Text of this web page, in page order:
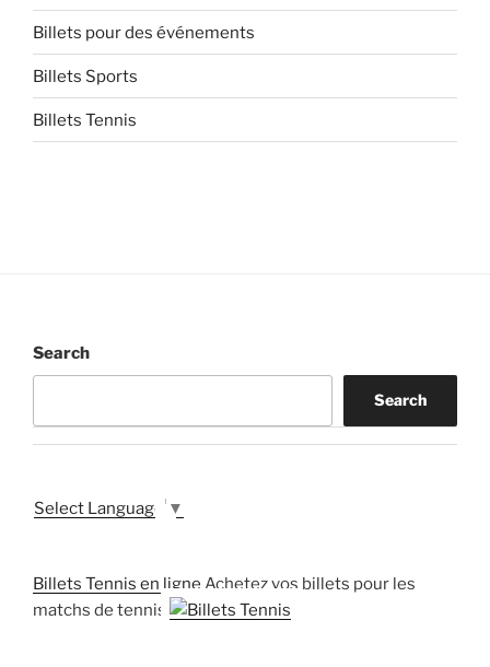
Billets pour des événements
Billets Sports
Billets Tennis
Search
Search
Select Language ▼
Billets Tennis en ligne Achetez vos billets pour les
matchs de tennis